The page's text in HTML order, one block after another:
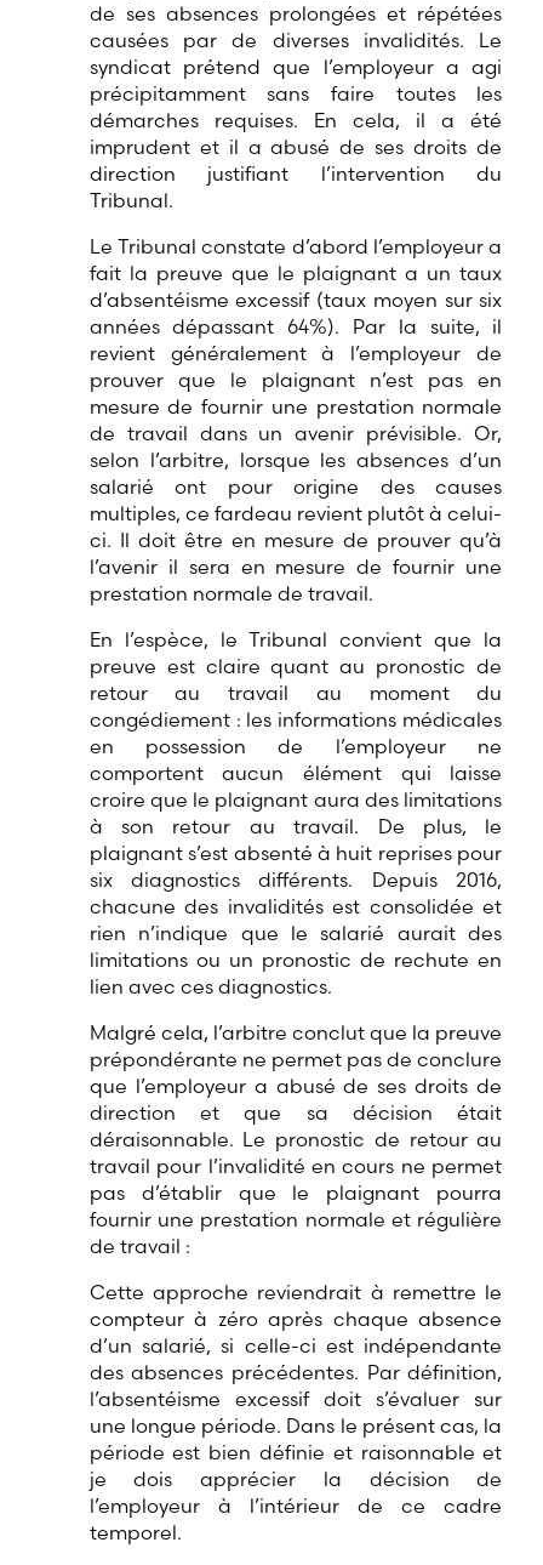
de ses absences prolongées et répétées
causées par de diverses invalidités. Le
syndicat prétend que l’employeur a agi
précipitamment sans faire toutes les
démarches requises. En cela, il a été
imprudent et il a abusé de ses droits de
direction justifiant l’intervention du
Tribunal.
Le Tribunal constate d’abord l’employeur a
fait la preuve que le plaignant a un taux
d’absentéisme excessif (taux moyen sur six
années dépassant 64%). Par la suite, il
revient généralement à l’employeur de
prouver que le plaignant n’est pas en
mesure de fournir une prestation normale
de travail dans un avenir prévisible. Or,
selon l’arbitre, lorsque les absences d’un
salarié ont pour origine des causes
multiples, ce fardeau revient plutôt à celui-
ci. Il doit être en mesure de prouver qu’à
l’avenir il sera en mesure de fournir une
prestation normale de travail.
En l’espèce, le Tribunal convient que la
preuve est claire quant au pronostic de
retour au travail au moment du
congédiement : les informations médicales
en possession de l’employeur ne
comportent aucun élément qui laisse
croire que le plaignant aura des limitations
à son retour au travail. De plus, le
plaignant s’est absenté à huit reprises pour
six diagnostics différents. Depuis 2016,
chacune des invalidités est consolidée et
rien n’indique que le salarié aurait des
limitations ou un pronostic de rechute en
lien avec ces diagnostics.
Malgré cela, l’arbitre conclut que la preuve
prépondérante ne permet pas de conclure
que l’employeur a abusé de ses droits de
direction et que sa décision était
déraisonnable. Le pronostic de retour au
travail pour l’invalidité en cours ne permet
pas d’établir que le plaignant pourra
fournir une prestation normale et régulière
de travail :
Cette approche reviendrait à remettre le
compteur à zéro après chaque absence
d’un salarié, si celle-ci est indépendante
des absences précédentes. Par définition,
l’absentéisme excessif doit s’évaluer sur
une longue période. Dans le présent cas, la
période est bien définie et raisonnable et
je dois apprécier la décision de
l’employeur à l’intérieur de ce cadre
temporel.